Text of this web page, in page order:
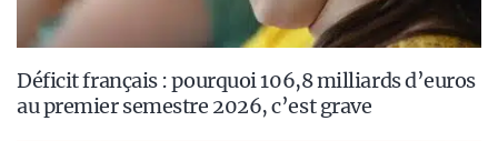
Déficit français : pourquoi 106,8 milliards d’euros
au premier semestre 2026, c’est grave